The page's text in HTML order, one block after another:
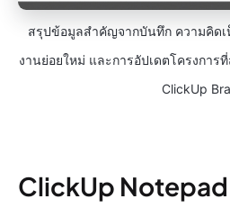
สรุปข้อมูลสำคัญจากบันทึก ความคิด
งานย่อยใหม่ และการอัปเดตโครงการ
ClickUp
ClickUp Notepad